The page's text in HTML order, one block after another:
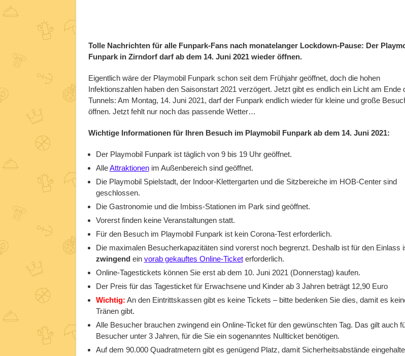
Tolle Nachrichten für alle Funpark-Fans nach monatelanger Lockdown-Pause: Der
Funpark in Zirndorf darf ab dem 14. Juni 2021 wieder öffnen.
Eigentlich wäre der Playmobil Funpark schon seit dem Frühjahr geöffnet, doch die hohen
Infektionszahlen haben den Saisonstart 2021 verzögert. Jetzt gibt es endlich ein Licht am Ende
Tunnels: Am Montag, 14. Juni 2021, darf der Funpark endlich wieder für kleine und große
öffnen. Jetzt fehlt nur noch das passende Wetter…
Wichtige Informationen für Ihren Besuch im Playmobil Funpark ab dem 14. Juni 2021:
Der Playmobil Funpark ist täglich von 9 bis 19 Uhr geöffnet.
AlleAttraktionenim Außenbereich sind geöffnet.
Die Playmobil Spielstadt, der Indoor-Klettergarten und die Sitzbereiche im HOB-Center sind
geschlossen.
Die Gastronomie und die Imbiss-Stationen im Park sind geöffnet.
Vorerst finden keine Veranstaltungen statt.
Für den Besuch im Playmobil Funpark ist kein Corona-Test erforderlich.
Die maximalen Besucherkapazitäten sind vorerst noch begrenzt. Deshalb ist für den Einlass
zwingendein vorab gekauftes Online-Ticketerforderlich.
Online-Tagestickets können Sie erst ab dem 10. Juni 2021 (Donnerstag) kaufen.
Der Preis für das Tagesticket für Erwachsene und Kinder ab 3 Jahren beträgt 12,90 Euro
Wichtig: An den Eintrittskassen gibt es keine Tickets – bitte bedenken Sie dies, damit es
Tränen gibt.
Alle Besucher brauchen zwingend ein Online-Ticket für den gewünschten Tag. Das gilt auch
Besucher unter 3 Jahren, für die Sie ein sogenanntes Nullticket benötigen.
Auf dem 90.000 Quadratmetern gibt es genügend Platz, damit Sicherheitsabstände